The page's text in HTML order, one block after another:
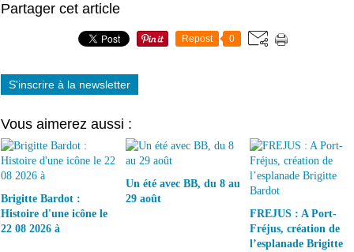
Partager cet article
Repost 0
S'inscrire à la newsletter
Vous aimerez aussi :
Brigitte Bardot :
Histoire d'une icône le
22 08 2026 à
Un été avec BB, du 8 au
29 août
FREJUS : A Port-
Fréjus, création de
l’esplanade Brigitte